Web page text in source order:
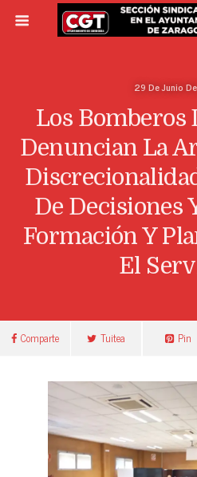
29 De Junio
Los Bomberos
Denuncian La
De Decisiones
Formación Y
El
Comparte Tuitea Pin